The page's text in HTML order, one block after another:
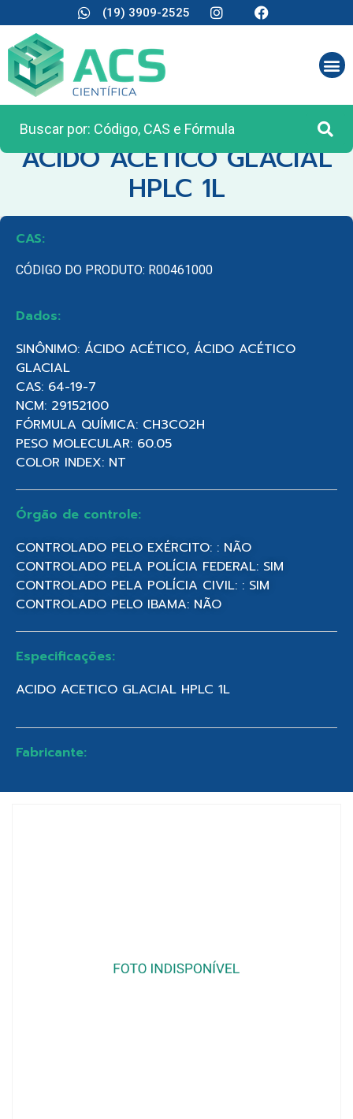
(19) 3909-2525
CATEGORIA:REAGENTES ANALÍTICOS
ACIDO ACETICO GLACIAL
HPLC 1L
CAS:
CÓDIGO DO PRODUTO: R00461000
Dados:
SINÔNIMO: ÁCIDO ACÉTICO, ÁCIDO ACÉTICO
GLACIAL
CAS: 64-19-7
NCM: 29152100
FÓRMULA QUÍMICA: CH3CO2H
PESO MOLECULAR: 60.05
COLOR INDEX: NT
Órgão de controle:
CONTROLADO PELO EXÉRCITO: : NÃO
CONTROLADO PELA POLÍCIA FEDERAL: SIM
CONTROLADO PELA POLÍCIA CIVIL: : SIM
CONTROLADO PELO IBAMA: NÃO
Especificações:
ACIDO ACETICO GLACIAL HPLC 1L
Fabricante: